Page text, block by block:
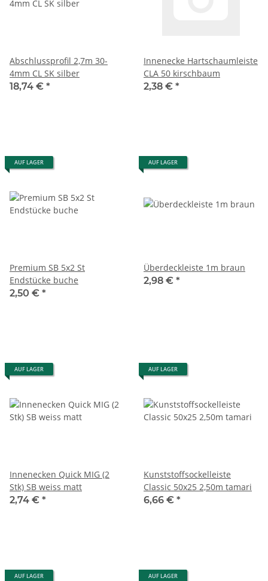
Abschlussprofil 2,7m 30-
4mm CL SK silber
18,74 € *
Innenecke Hartschaumleiste
CLA 50 kirschbaum
2,38 € *
AUF LAGER
Premium SB 5x2 St
Endstücke buche
2,50 € *
AUF LAGER
Überdeckleiste 1m braun
2,98 € *
AUF LAGER
Innenecken Quick MIG (2
Stk) SB weiss matt
2,74 € *
AUF LAGER
Kunststoffsockelleiste
Classic 50x25 2,50m tamari
6,66 € *
AUF LAGER AUF LAGER